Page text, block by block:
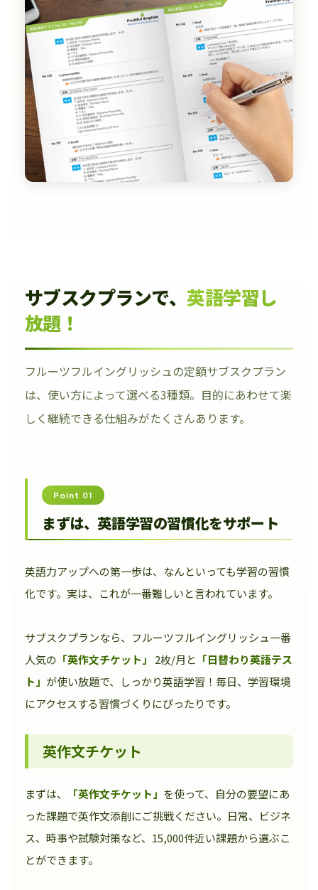
サブスクプランで、 英語学習し
放題！
フルーツフルイングリッシュの定額サブスクプラン
は、使い方によって選べる3種類。目的にあわせて楽
しく継続できる仕組みがたくさんあります。
Point 01
まずは、英語学習の習慣化をサポート
英語力アップへの第一歩は、なんといっても学習の習慣
化です。実は、これが一番難しいと言われています。
サブスクプランなら、フルーツフルイングリッシュ一番
人気の 「英作文チケット」 2枚/月と 「日替わり英語テス
ト」 が使い放題で、しっかり英語学習！毎日、学習環境
にアクセスする習慣づくりにぴったりです。
英作文チケット
まずは、 「英作文チケット」 を使って、自分の要望にあ
った課題で英作文添削にご挑戦ください。日常、ビジネ
ス、時事や試験対策など、15,000件近い課題から選ぶこ
とができます。